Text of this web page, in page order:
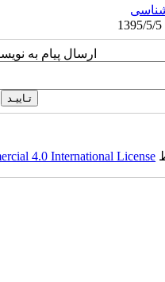
ارسال پیام به
4.0 International License